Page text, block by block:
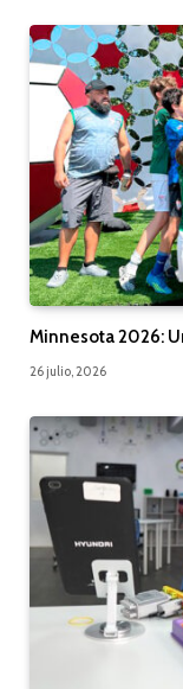
Minnesota 2026:
26 julio, 2026